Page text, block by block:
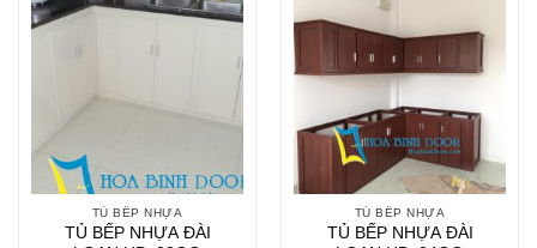
TỦ BẾP NHỰA
TỦ BẾP NHỰA ĐÀI
TỦ BẾP NHỰA
TỦ BẾP NHỰA ĐÀI